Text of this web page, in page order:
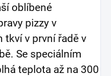
oblíbené
pizzy v
tkví v první řadě v
Se speciálním
teplota až na 300